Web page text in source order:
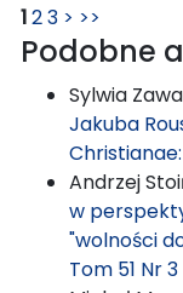
123 > >>
Podobne
Sylwia
Jakuba
Andrzej
w
"wolności
Tom 51 Nr